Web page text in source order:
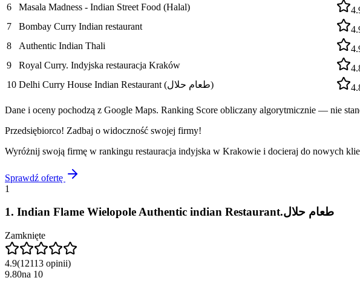
6 Masala Madness - Indian Street Food (Halal)
7 Bombay Curry Indian restaurant
8 Authentic Indian Thali
9 Royal Curry. Indyjska restauracja Kraków
10 Delhi Curry House Indian Restaurant (طعام حلال)
Dane i oceny pochodzą z Google Maps. Ranking Score obliczany algorytmicznie — nie
Przedsiębiorco! Zadbaj o widoczność swojej firmy!
Wyróżnij swoją firmę w rankingu restauracja indyjska w Krakowie i docieraj do nowych
Sprawdź ofertę
1
1. Indian Flame Wielopole Authentic indian Restaurant.طعام حلال
Zamknięte
4.9(12113 opinii)
9.80na 10